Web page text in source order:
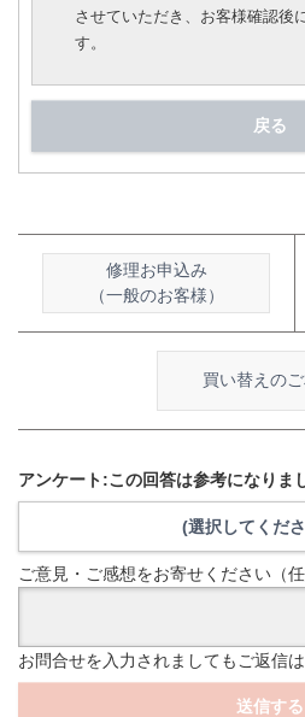
させていただき、お客様確認後
す。
戻る
修理お申込み
（一般のお客様）
買い替えの
アンケート:この回答は参考になりま
(選択してくだ
ご意見・ご感想をお寄せください（任
お問合せを入力されましてもご返信
送信する